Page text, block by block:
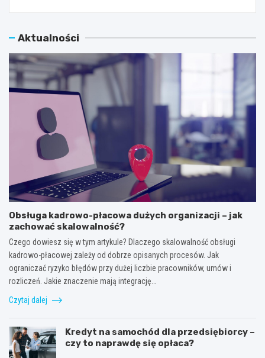
Aktualności
Obsługa kadrowo-płacowa dużych organizacji – jak
zachować skalowalność?
Czego dowiesz się w tym artykule? Dlaczego skalowalność obsługi
kadrowo-płacowej zależy od dobrze opisanych procesów. Jak
ograniczać ryzyko błędów przy dużej liczbie pracowników, umów i
rozliczeń. Jakie znaczenie mają integrację…
Czytaj dalej
Kredyt na samochód dla przedsiębiorcy –
czy to naprawdę się opłaca?